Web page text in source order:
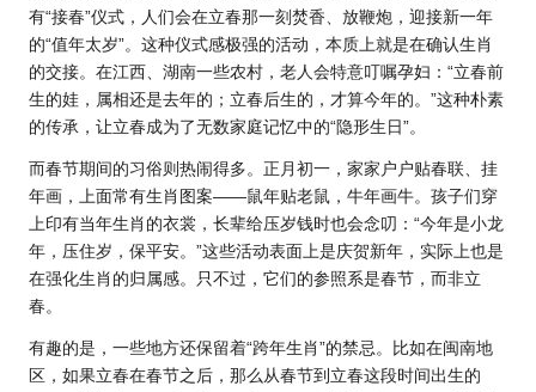
有“接春”仪式，人们会在立春那一刻焚香、放鞭炮，迎接新一年
的“值年太岁”。这种仪式感极强的活动，本质上就是在确认生肖
的交接。在江西、湖南一些农村，老人会特意叮嘱孕妇：“立春前
生的娃，属相还是去年的；立春后生的，才算今年的。”这种朴素
的传承，让立春成为了无数家庭记忆中的“隐形生日”。
而春节期间的习俗则热闹得多。正月初一，家家户户贴春联、挂
年画，上面常有生肖图案——鼠年贴老鼠，牛年画牛。孩子们穿
上印有当年生肖的衣裳，长辈给压岁钱时也会念叨：“今年是小龙
年，压住岁，保平安。”这些活动表面上是庆贺新年，实际上也是
在强化生肖的归属感。只不过，它们的参照系是春节，而非立
春。
有趣的是，一些地方还保留着“跨年生肖”的禁忌。比如在闽南地
区，如果立春在春节之后，那么从春节到立春这段时间出生的